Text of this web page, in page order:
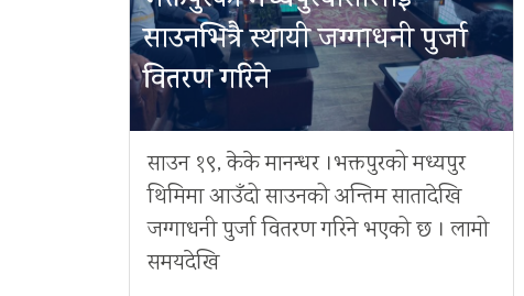
साउनभित्रै स्थायी जग्गाधनी पुर्जा
वितरण गरिने
साउन १९, केके मानन्धर ।भक्तपुरको मध्यपुर
थिमिमा आउँदो साउनको अन्तिम सातादेखि
जग्गाधनी पुर्जा वितरण गरिने भएको छ । लामो
समयदेखि